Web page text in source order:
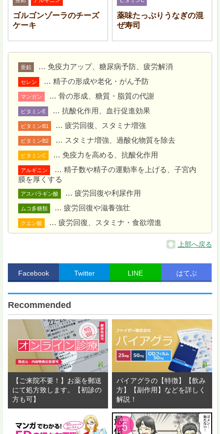
ジ 600 W で 7〜8 分ほど加熱する。
スキレットやグラタン皿に
オリーブオイル・にんにく・塩をかけ、じゃがいもの隙
間にベーコンを挟み、チーズを乗せる。
オーブントースターに 3
を入れて 7〜8 分焼く。黒こ
しょうとパセリをかける。
ゴルゴンゾーラのチーズ
ケーキ
薬味たっぷりうなぎの混
ぜ寿司
亜鉛 … 免疫力アップ、糖尿病予防、疲労解消
セレン … 精子の形成や老化・がん予防
マンガン … 骨の形成、糖質・脂質の代謝
ビタミンE … 抗酸化作用、血行促進効果
ビタミンB1 … 疲労回復、スタミナ増強
ビタミンB2 … スタミナ増強、過酸化物質を除去
ビタミンC … 免疫力を高める、抗酸化作用
アルギニン
… 精子数や精子の運動率を上げる、子宮内
膜を厚くする
アスパラギン酸 … 疲労回復や利尿作用
ムコ多糖類 … 疲労回復や滋養強壮
クエン酸 … 疲労回復、スタミナ・食欲増進
上部へ戻る
Facebook Twitter LINE はてぶ
Recommended
【ご来院不要！】お薬を郵送
にて処方致します。【初診の
方も可】
バイアグラの【特徴】【飲み
方】【副作用】などを詳しく
解説！